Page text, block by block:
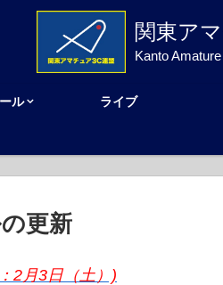
関東ア
Kanto
ル ライブ
更新
2月3日（土）)